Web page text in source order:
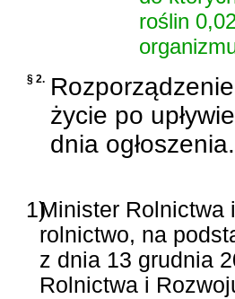
roślin
§ 2.
życie po
dnia ogłoszenia.
1)Minister Rolnictwa
rolnictwo, na
z dnia 13 grudnia
Rolnictwa i